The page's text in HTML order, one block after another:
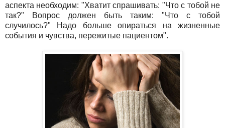
аспекта необходим: "Хватит спрашивать: "Что с тобой не
так?" Вопрос должен быть таким: "Что с тобой
случилось?" Надо больше опираться на жизненные
события и чувства, пережитые пациентом".